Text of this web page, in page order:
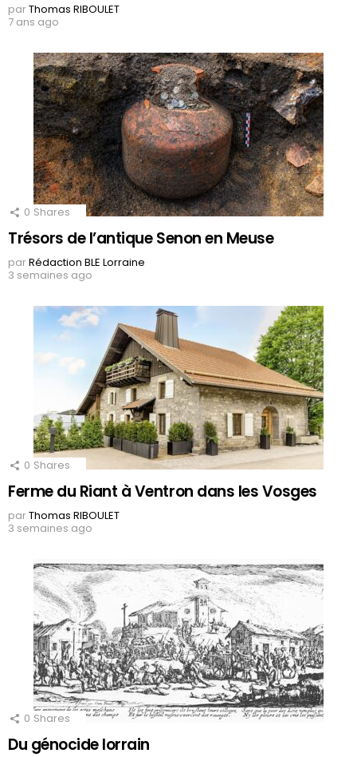
parThomas RIBOULET
7 ans ago
0 Shares
Trésors de l’antique Senon en Meuse
parRédaction BLE Lorraine
3 semaines ago
0 Shares
Ferme du Riant à Ventron dans les Vosges
parThomas RIBOULET
3 semaines ago
0 Shares
Du génocide lorrain